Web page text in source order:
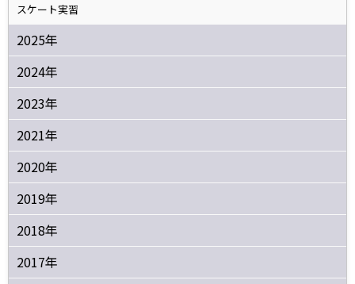
スケート実習
2025年
2024年
2023年
2021年
2020年
2019年
2018年
2017年